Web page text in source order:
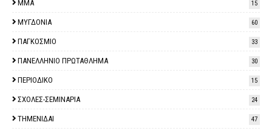
ΜΜΑ 15
ΜΥΓΔΟΝΙΑ 60
ΠΑΓΚΟΣΜΙΟ 33
ΠΑΝΕΛΛΗΝΙΟ ΠΡΩΤΑΘΛΗΜΑ 30
ΠΕΡΙΟΔΙΚΟ 15
ΣΧΟΛΕΣ-ΣΕΜΙΝΑΡΙΑ 24
ΤΗΜΕΝΙΔΑΙ 47